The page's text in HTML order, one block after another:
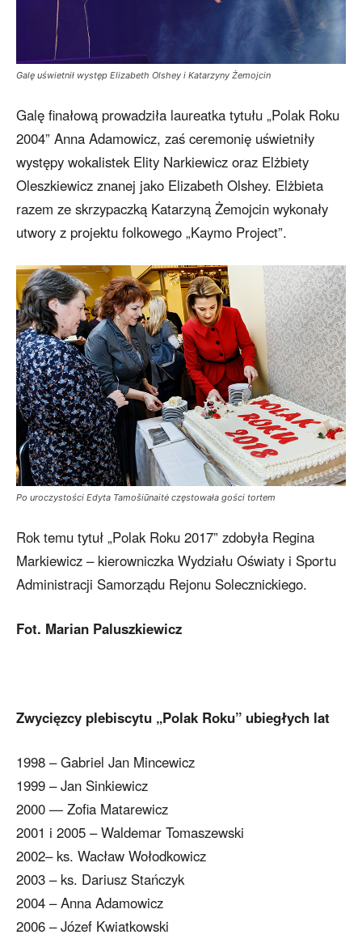
Galę uświetnił występ Elizabeth Olshey i Katarzyny Żemojcin
Galę finałową prowadziła laureatka tytułu „Polak Roku
2004” Anna Adamowicz, zaś ceremonię uświetniły
występy wokalistek Elity Narkiewicz oraz Elżbiety
Oleszkiewicz znanej jako Elizabeth Olshey. Elżbieta
razem ze skrzypaczką Katarzyną Żemojcin wykonały
utwory z projektu folkowego „Kaymo Project”.
Po uroczystości Edyta Tamošiūnaitė częstowała gości tortem
Rok temu tytuł „Polak Roku 2017” zdobyła Regina
Markiewicz – kierowniczka Wydziału Oświaty i Sportu
Administracji Samorządu Rejonu Solecznickiego.
Fot. Marian Paluszkiewicz
Zwycięzcy plebiscytu „Polak Roku” ubiegłych lat
1998 – Gabriel Jan Mincewicz
1999 – Jan Sinkiewicz
2000 — Zofia Matarewicz
2001 i 2005 – Waldemar Tomaszewski
2002– ks. Wacław Wołodkowicz
2003 – ks. Dariusz Stańczyk
2004 – Anna Adamowicz
2006 – Józef Kwiatkowski